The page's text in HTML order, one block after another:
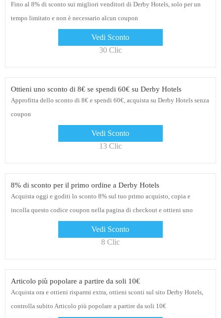
Fino al 8% di sconto sui migliori venditori di Derby Hotels, solo per un
tempo limitato e non è necessario alcun coupon
Vedi Sconto
30 Clic
Ottieni uno sconto di 8€ se spendi 60€ su Derby Hotels
Approfitta dello sconto di 8€ e spendi 60€, acquista su Derby Hotels senza
coupon
Vedi Sconto
13 Clic
8% di sconto per il primo ordine a Derby Hotels
Acquista oggi e goditi lo sconto 8% sul tuo primo acquisto, copia e
incolla questo codice coupon nella pagina di checkout e ottieni uno
Vedi Sconto
8 Clic
Articolo più popolare a partire da soli 10€
Acquista ora e ottieni risparmi extra, ottieni sconti sul sito Derby Hotels,
controlla subito Articolo più popolare a partire da soli 10€